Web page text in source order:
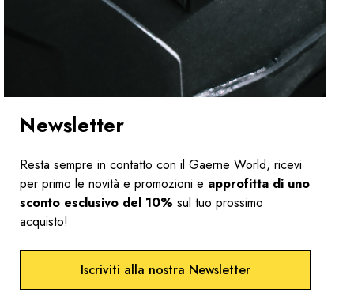
Newsletter
Resta sempre in contatto con il Gaerne World, ricevi
per primo le novità e promozioni e approfitta di uno
sconto esclusivo del 10% sul tuo prossimo
acquisto!
Iscriviti alla nostra Newsletter